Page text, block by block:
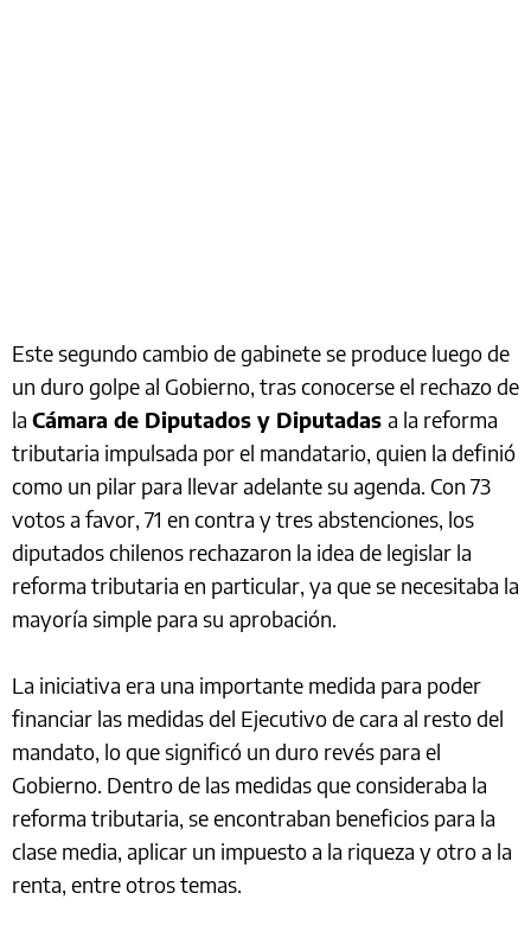
Este segundo cambio de gabinete se produce luego de
un duro golpe al Gobierno, tras conocerse el rechazo de
la Cámara de Diputados y Diputadas a la reforma
tributaria impulsada por el mandatario, quien la definió
como un pilar para llevar adelante su agenda. Con 73
votos a favor, 71 en contra y tres abstenciones, los
diputados chilenos rechazaron la idea de legislar la
reforma tributaria en particular, ya que se necesitaba la
mayoría simple para su aprobación.
La iniciativa era una importante medida para poder
financiar las medidas del Ejecutivo de cara al resto del
mandato, lo que significó un duro revés para el
Gobierno. Dentro de las medidas que consideraba la
reforma tributaria, se encontraban beneficios para la
clase media, aplicar un impuesto a la riqueza y otro a la
renta, entre otros temas.